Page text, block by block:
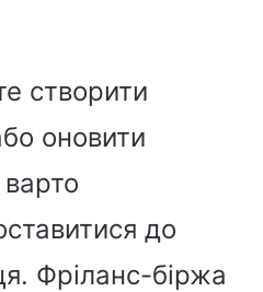
створити
оновити
до
Фріланс-біржа